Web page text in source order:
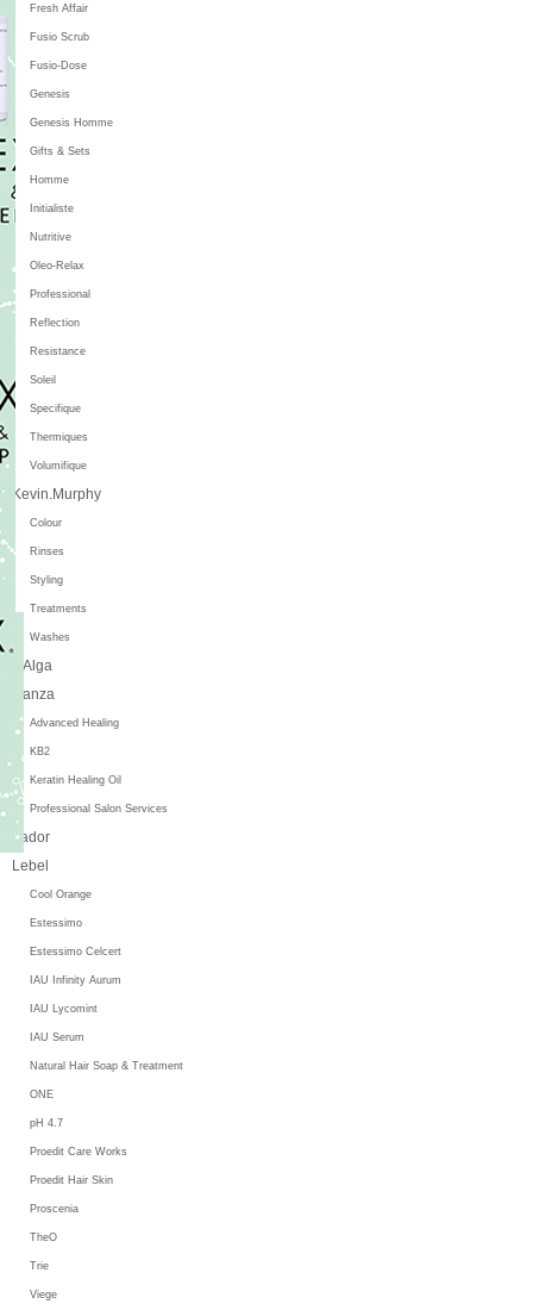
Fresh Affair
Fusio Scrub
Fusio-Dose
Genesis
Genesis Homme
Gifts & Sets
Homme
Initialiste
Nutritive
Oleo-Relax
Professional
Reflection
Resistance
Soleil
Specifique
Thermiques
Volumifique
Kevin.Murphy
Colour
Rinses
Styling
Treatments
Washes
L'Alga
L'anza
Advanced Healing
KB2
Keratin Healing Oil
Professional Salon Services
Lador
Lebel
Cool Orange
Estessimo
Estessimo Celcert
IAU Infinity Aurum
IAU Lycomint
IAU Serum
Natural Hair Soap & Treatment
ONE
pH 4.7
Proedit Care Works
Proedit Hair Skin
Proscenia
TheO
Trie
Viege